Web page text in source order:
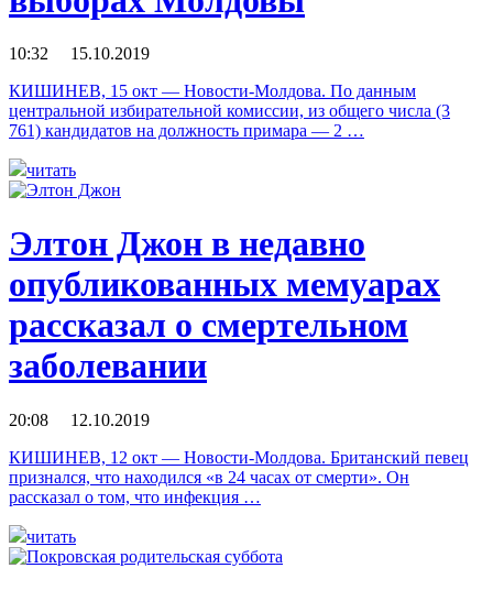
10:32 15.10.2019
КИШИНЕВ, 15 окт — Новости-Молдова. По данным
центральной избирательной комиссии, из общего числа (3
761) кандидатов на должность примара — 2 …
читать
Элтон Джон в недавно
опубликованных мемуарах
рассказал о смертельном
заболевании
20:08 12.10.2019
КИШИНЕВ, 12 окт — Новости-Молдова. Британский певец
признался, что находился «в 24 часах от смерти». Он
рассказал о том, что инфекция …
читать